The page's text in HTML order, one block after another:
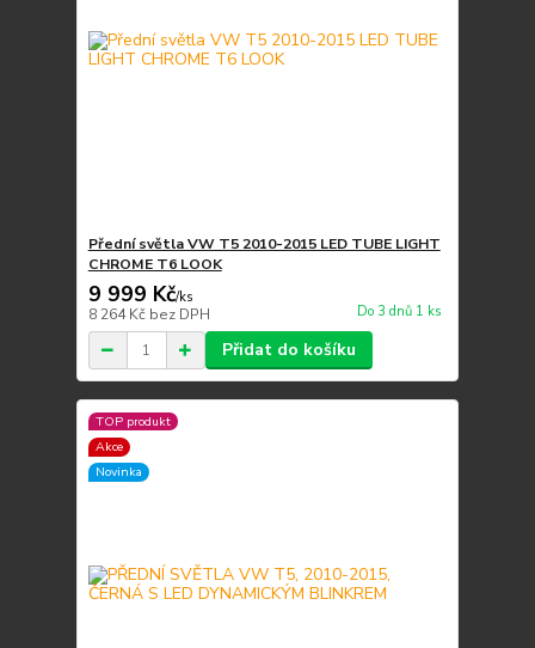
Přední světla VW T5 2010-2015 LED TUBE LIGHT
CHROME T6 LOOK
9 999 Kč/ks
8 264 Kč bez DPH Do 3 dnů 1 ks
Přidat do košíku
TOP produkt
Akce
Novinka